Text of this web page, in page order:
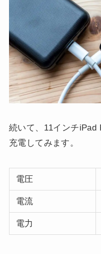
続いて、11インチiPad
充電してみます。
電圧
電流
電力